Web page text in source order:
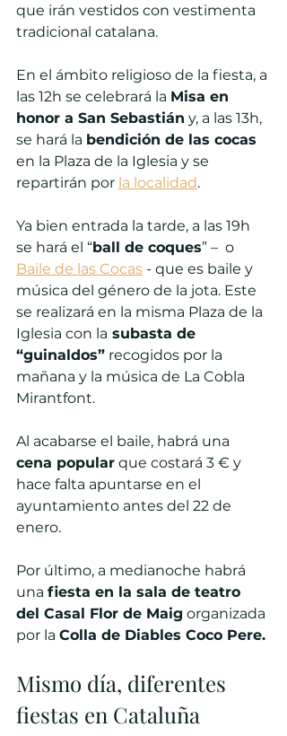
que irán vestidos con vestimenta
tradicional catalana.
En el ámbito religioso de la fiesta, a
las 12h se celebrará la Misa en
honor a San Sebastián y, a las 13h,
se hará la bendición de las cocas
en la Plaza de la Iglesia y se
repartirán por la localidad.
Ya bien entrada la tarde, a las 19h
se hará el “ball de coques” –  o
Baile de las Cocas - que es baile y
música del género de la jota. Este
se realizará en la misma Plaza de la
Iglesia con la subasta de
“guinaldos” recogidos por la
mañana y la música de La Cobla
Mirantfont.
Al acabarse el baile, habrá una
cena popular que costará 3 € y
hace falta apuntarse en el
ayuntamiento antes del 22 de
enero.
Por último, a medianoche habrá
una fiesta en la sala de teatro
del Casal Flor de Maig organizada
por la Colla de Diables Coco Pere.
Mismo día, diferentes
fiestas en Cataluña